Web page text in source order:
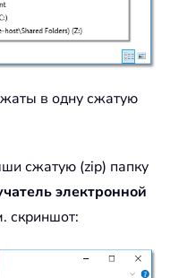
в одну сжатую
сжатую (zip) папку
электронной
скриншот: